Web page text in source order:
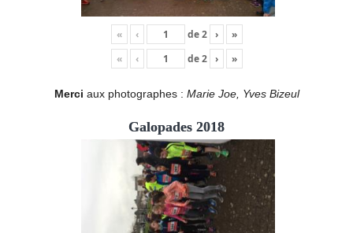
« ‹ de2 ›
»
«
‹ de2 › »
Merci aux photographes : Marie Joe, Yves Bizeul
Galopades 2018